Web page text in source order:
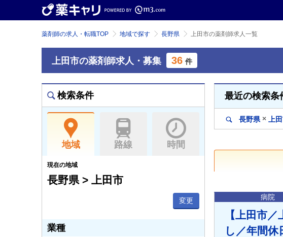
薬剤師の求人・転職TOP 地域で探す 長野県 上田市の薬剤師求人一覧
上田市の薬剤師求人・募集 36 件
検索条件
地域 路線 時間
現在の地域
長野県 > 上田市
変更
業種
最近の検索条
長野県 × 上
病院
【上田市
し／年間